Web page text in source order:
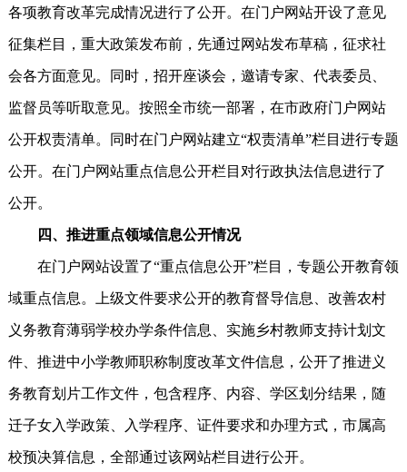
各项教育改革完成情况进行了公开。在门户网站开设了意见
征集栏目，重大政策发布前，先通过网站发布草稿，征求社
会各方面意见。同时，招开座谈会，邀请专家、代表委员、
监督员等听取意见。按照全市统一部署，在市政府门户网站
公开权责清单。同时在门户网站建立“权责清单”栏目进行专题
公开。在门户网站重点信息公开栏目对行政执法信息进行了
公开。
四、推进重点领域信息公开情况
在门户网站设置了“重点信息公开”栏目，专题公开教育领
域重点信息。上级文件要求公开的教育督导信息、改善农村
义务教育薄弱学校办学条件信息、实施乡村教师支持计划文
件、推进中小学教师职称制度改革文件信息，公开了推进义
务教育划片工作文件，包含程序、内容、学区划分结果，随
迁子女入学政策、入学程序、证件要求和办理方式，市属高
校预决算信息，全部通过该网站栏目进行公开。